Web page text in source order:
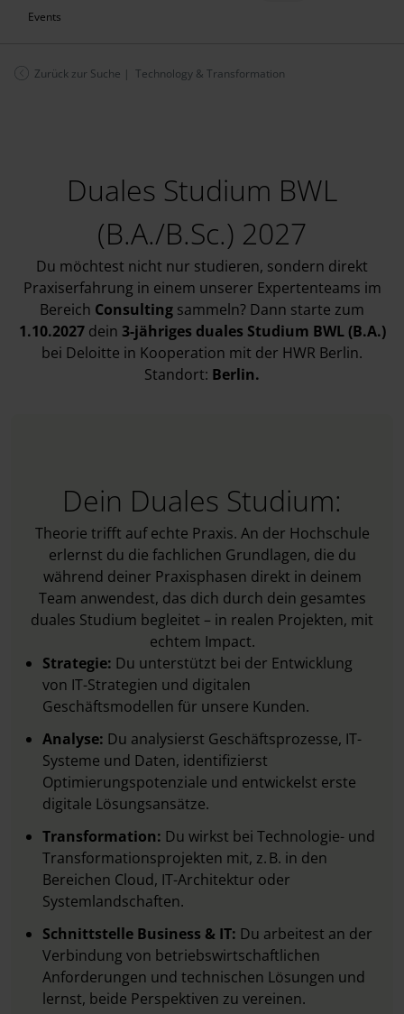
Events
Zurück zur Suche | Technology & Transformation
Duales Studium BWL
(B.A./B.Sc.) 2027
Du möchtest nicht nur studieren, sondern direkt
Praxiserfahrung in einem unserer Expertenteams im
Bereich Consulting sammeln? Dann starte zum
1.10.2027dein 3-jähriges duales Studium BWL (B.A.)
bei Deloitte in Kooperation mit der HWR Berlin.
Standort: Berlin.
Dein Duales Studium:
Theorie trifft auf echte Praxis. An der Hochschule
erlernst du die fachlichen Grundlagen, die du
während deiner Praxisphasen direkt in deinem
Team anwendest, das dich durch dein gesamtes
duales Studium begleitet – in realen Projekten, mit
echtem Impact.
Strategie: Du unterstützt bei der Entwicklung
von IT-Strategien und digitalen
Geschäftsmodellen für unsere Kunden.
Analyse: Du analysierst Geschäftsprozesse, IT-
Systeme und Daten, identifizierst
Optimierungspotenziale und entwickelst erste
digitale Lösungsansätze.
Transformation: Du wirkst bei Technologie- und
Transformationsprojekten mit, z. B. in den
Bereichen Cloud, IT-Architektur oder
Systemlandschaften.
Schnittstelle Business & IT: Du arbeitest an der
Verbindung von betriebswirtschaftlichen
Anforderungen und technischen Lösungen und
lernst, beide Perspektiven zu vereinen.